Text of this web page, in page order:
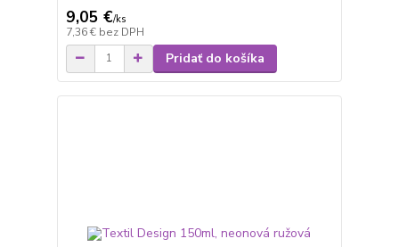
9,05 €/ks
7,36 € bez DPH
Pridať do košíka